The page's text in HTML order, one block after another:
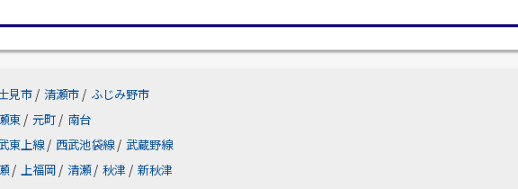
見市 / 清瀬市 / ふじみ野市
東 / 元町 / 南台
東上線 / 西武池袋線 / 武蔵野線
/ 上福岡 / 清瀬 / 秋津 / 新秋津